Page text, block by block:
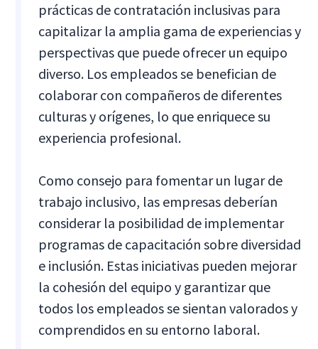
prácticas de contratación inclusivas para
capitalizar la amplia gama de experiencias y
perspectivas que puede ofrecer un equipo
diverso. Los empleados se benefician de
colaborar con compañeros de diferentes
culturas y orígenes, lo que enriquece su
experiencia profesional.
Como consejo para fomentar un lugar de
trabajo inclusivo, las empresas deberían
considerar la posibilidad de implementar
programas de capacitación sobre diversidad
e inclusión. Estas iniciativas pueden mejorar
la cohesión del equipo y garantizar que
todos los empleados se sientan valorados y
comprendidos en su entorno laboral.